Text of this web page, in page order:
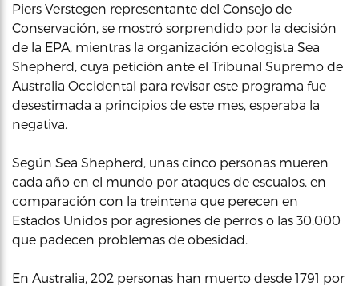
Piers Verstegen representante del Consejo de
Conservación, se mostró sorprendido por la decisión
de la EPA, mientras la organización ecologista Sea
Shepherd, cuya petición ante el Tribunal Supremo de
Australia Occidental para revisar este programa fue
desestimada a principios de este mes, esperaba la
negativa.
Según Sea Shepherd, unas cinco personas mueren
cada año en el mundo por ataques de escualos, en
comparación con la treintena que perecen en
Estados Unidos por agresiones de perros o las 30.000
que padecen problemas de obesidad.
En Australia, 202 personas han muerto desde 1791 por